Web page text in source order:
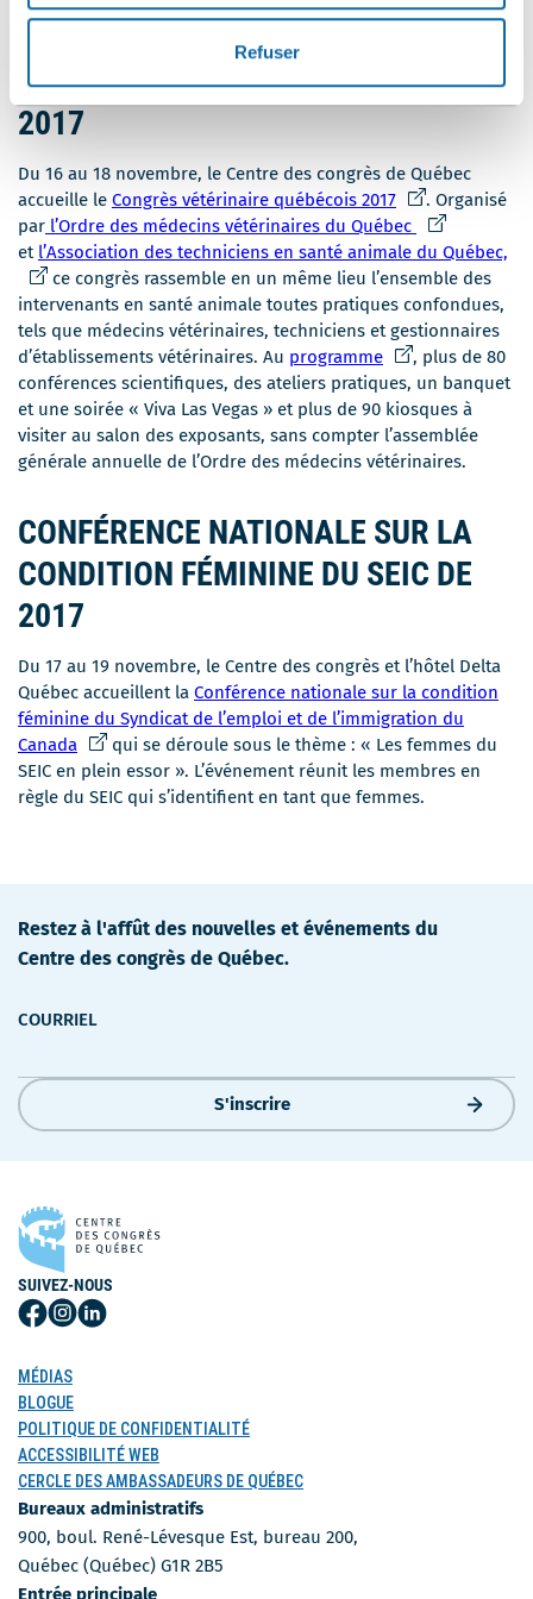
Refuser
domaine du transfert et de la reprise d’entreprise.
CONGRÈS VÉTÉRINAIRE QUÉBÉCOIS
2017
Du 16 au 18 novembre, le Centre des congrès de Québec
accueille le Congrès vétérinaire québécois 2017Ce
lien
s'ouvrira
dans
une
nouvelle
fenêtre
. Organisé
par l’Ordre des médecins vétérinaires du Québec
Ce
lien
s'ouvrira
dans
une
nouvelle
fenêtre
et l’Association des techniciens en santé animale du Québec,
ce congrès rassemble en un même lieu l’ensemble des
intervenants en santé animale toutes pratiques confondues,
tels que médecins vétérinaires, techniciens et gestionnaires
d’établissements vétérinaires. Au programmeCe
lien
s'ouvrira
dans
une
, plus de 80
conférences scientifiques, des ateliers pratiques, un banquet
et une soirée « Viva Las Vegas » et plus de 90 kiosques à
visiter au salon des exposants, sans compter l’assemblée
générale annuelle de l’Ordre des médecins vétérinaires.
CONFÉRENCE NATIONALE SUR LA
CONDITION FÉMININE DU SEIC DE
2017
Du 17 au 19 novembre, le Centre des congrès et l’hôtel Delta
Québec accueillent la Conférence nationale sur la condition
féminine du Syndicat de l’emploi et de l’immigration du
Canada Ce
lien
s'ouvrira
qui se déroule sous le thème : « Les femmes du
SEIC en plein essor ». L’événement réunit les membres en
règle du SEIC qui s’identifient en tant que femmes.
Restez à l'affût des nouvelles et événements du
Centre des congrès de Québec.
COURRIEL
S'inscrire
SUIVEZ-NOUS
Suivez-
sur
Facebook
Suivez-
Instagram
Suivez-
MÉDIAS
BLOGUE
POLITIQUE DE CONFIDENTIALITÉ
ACCESSIBILITÉ WEB
CERCLE DES AMBASSADEURS DE QUÉBEC
Bureaux administratifs
900, boul. René-Lévesque Est, bureau 200,
Québec (Québec) G1R 2B5
Entrée principale